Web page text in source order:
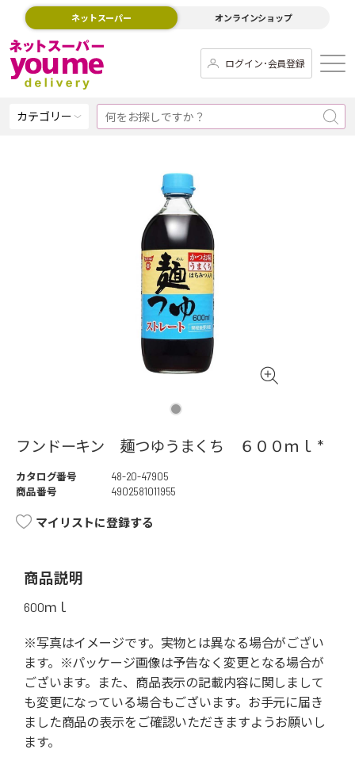
ネットスーパー オンラインショップ
ログイン･会員登録
カテゴリー
フンドーキン 麺つゆうまくち ６００ｍｌ *
カタログ番号
48-20-47905
商品番号
4902581011955
マイリストに登録する
商品説明
600ｍｌ
※写真はイメージです。実物とは異なる場合がござい
ます。※パッケージ画像は予告なく変更となる場合が
ございます。また、商品表示の記載内容に関しまして
も変更になっている場合もございます。お手元に届き
ました商品の表示をご確認いただきますようお願いし
ます。